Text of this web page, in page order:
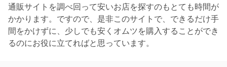
通販サイトを調べ回って安いお店を探すのもとても時間が
かかります。ですので、是非このサイトで、できるだけ手
間をかけずに、少しでも安くオムツを購入することができ
るのにお役に立てればと思っています。